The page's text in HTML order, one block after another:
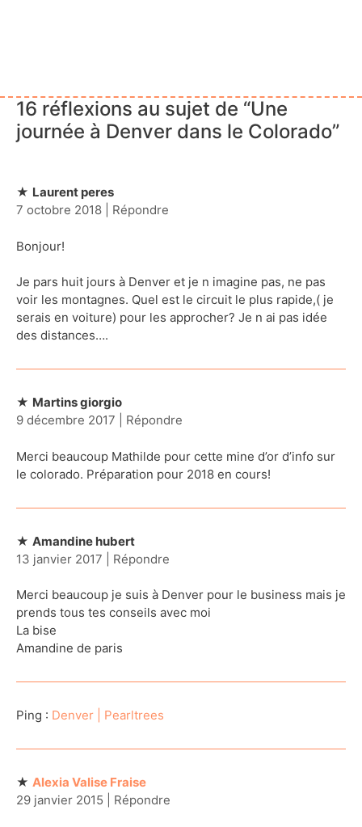
16 réflexions au sujet de “Une
journée à Denver dans le Colorado”
Laurent peres
7 octobre 2018
Répondre
Bonjour!
Je pars huit jours à Denver et je n imagine pas, ne pas
voir les montagnes. Quel est le circuit le plus rapide,( je
serais en voiture) pour les approcher? Je n ai pas idée
des distances….
Martins giorgio
9 décembre 2017
Répondre
Merci beaucoup Mathilde pour cette mine d’or d’info sur
le colorado. Préparation pour 2018 en cours!
Amandine hubert
13 janvier 2017
Répondre
Merci beaucoup je suis à Denver pour le business mais je
prends tous tes conseils avec moi
La bise
Amandine de paris
Ping : Denver | Pearltrees
Alexia Valise Fraise
29 janvier 2015
Répondre